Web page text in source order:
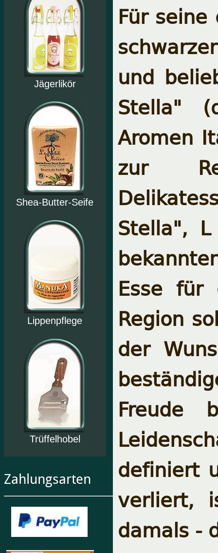
Jägerlikör
Shea-Butter-Seife
Lippenpflege
Trüffelhobel
Zahlungsarten
Für
und
Stella"
Aromen
zur
Stella",
Esse für
Region
der
Freude
definiert
verliert,
damals -